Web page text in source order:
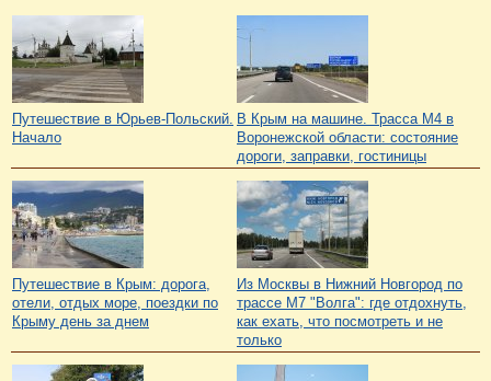
Путешествие в Юрьев-Польский.
Начало
В Крым на машине. Трасса М4 в
Воронежской области: состояние
дороги, заправки, гостиницы
Путешествие в Крым: дорога,
отели, отдых море, поездки по
Крыму день за днем
Из Москвы в Нижний Новгород по
трассе М7 "Волга": где отдохнуть,
как ехать, что посмотреть и не
только